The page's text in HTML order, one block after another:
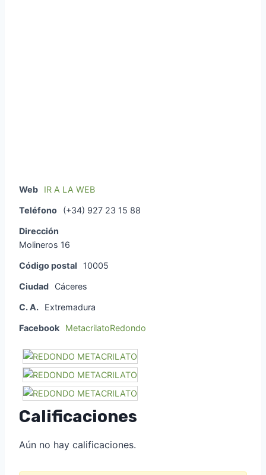
Web IR A LA WEB
Teléfono (+34) 927 23 15 88
Dirección
Molineros 16
Código postal 10005
Ciudad Cáceres
C. A. Extremadura
Facebook MetacrilatoRedondo
Calificaciones
Aún no hay calificaciones.